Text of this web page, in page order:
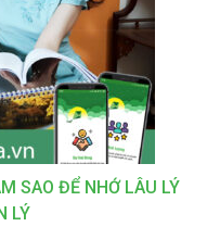
SAO ĐỂ NHỚ LÂU LÝ
LÝ